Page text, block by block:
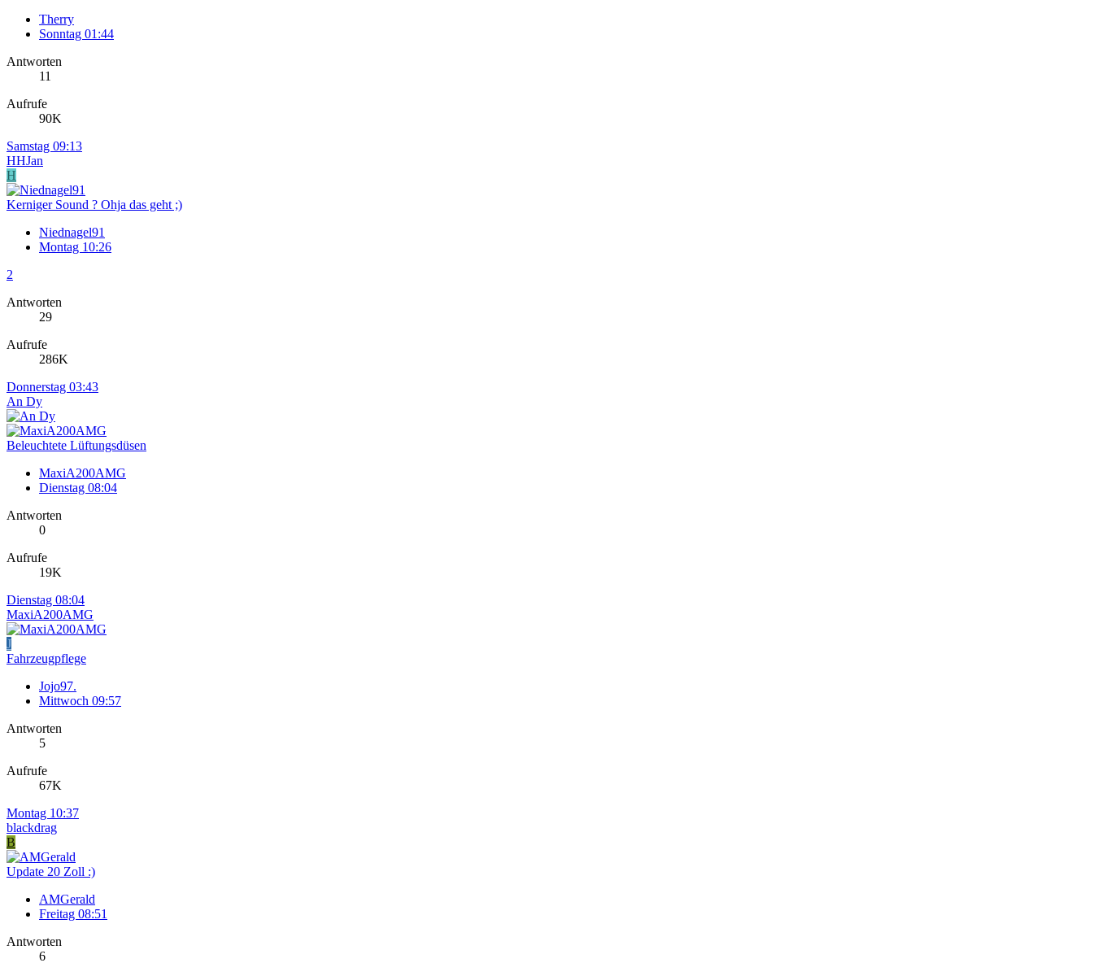
Therry
Sonntag 01:44
Antworten
11
Aufrufe
90K
Samstag 09:13
HHJan
H
Kerniger Sound ? Ohja das geht ;)
Niednagel91
Montag 10:26
2
Antworten
29
Aufrufe
286K
Donnerstag 03:43
An Dy
Beleuchtete Lüftungsdüsen
MaxiA200AMG
Dienstag 08:04
Antworten
0
Aufrufe
19K
Dienstag 08:04
MaxiA200AMG
J
Fahrzeugpflege
Jojo97.
Mittwoch 09:57
Antworten
5
Aufrufe
67K
Montag 10:37
blackdrag
B
Update 20 Zoll :)
AMGerald
Freitag 08:51
Antworten
6